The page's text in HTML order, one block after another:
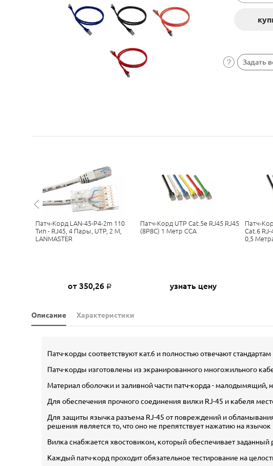
Задать
Патч-Корд LAN-45-P4-2m 110
Тип - RJ45, 4 Пары, UTP, 2 М,
LANMASTER
от 350,26 Р
Патч-Корд UTP Cat.5e RJ45 RJ45
(8P8C) 1 Метр CCA
узнать цену
Патч-
Cat.6
0,5
Описание Характеристики
Патч-корды соответствуют кат.6 и полностью отвечают стандартам
Патч-корды изготовлены из экранированного многожильного
Материал оболочки и заливной части патч-корда -
Для обеспечения прочного соединения вилки RJ-45 и кабеля
Для защиты язычка разъема RJ-45 от повреждений и
решения является то, что оно не препятствует нажатию на язычок
Вилка снабжается хвостовиком, который обеспечивает заданный
Каждый патч-корд проходит обязательное тестирование на